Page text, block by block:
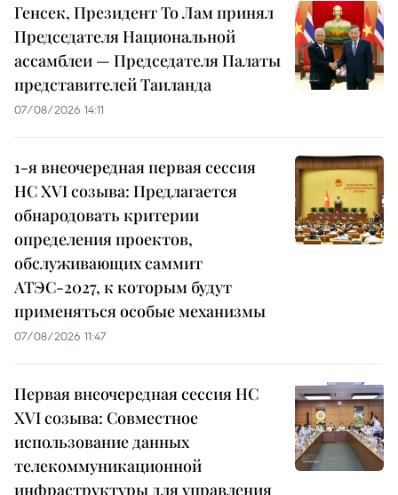
Генсек, Президент То Лам принял
Председателя Национальной
ассамблеи — Председателя Палаты
представителей Таиланда
07/08/2026 14:11
1-я внеочередная первая сессия
НС XVI созыва: Предлагается
обнародовать критерии
определения проектов,
обслуживающих саммит
АТЭС-2027, к которым будут
применяться особые механизмы
07/08/2026 11:47
Первая внеочередная сессия НС
XVI созыва: Совместное
использование данных
телекоммуникационной
инфраструктуры для управления